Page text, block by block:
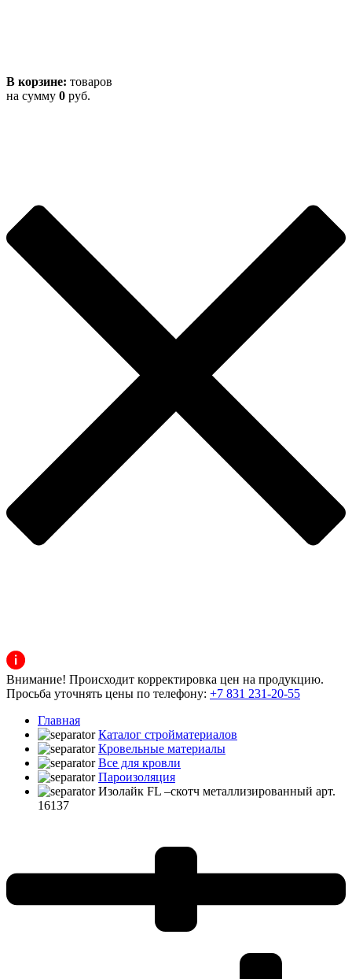
В корзине: товаров
на сумму 0 руб.
Внимание! Происходит корректировка цен на продукцию.
Просьба уточнять цены по телефону: +7 831 231-20-55
Главная
Каталог стройматериалов
Кровельные материалы
Все для кровли
Пароизоляция
Изолайк FL –скотч металлизированный арт.
16137